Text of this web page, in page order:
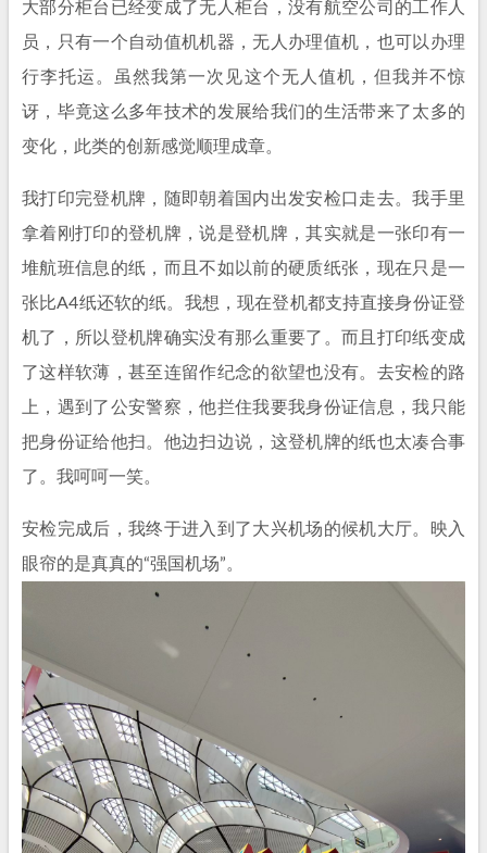
大部分柜台已经变成了无人柜台，没有航空公司的工作人
员，只有一个自动值机机器，无人办理值机，也可以办理
行李托运。虽然我第一次见这个无人值机，但我并不惊
讶，毕竟这么多年技术的发展给我们的生活带来了太多的
变化，此类的创新感觉顺理成章。
我打印完登机牌，随即朝着国内出发安检口走去。我手里
拿着刚打印的登机牌，说是登机牌，其实就是一张印有一
堆航班信息的纸，而且不如以前的硬质纸张，现在只是一
张比A4纸还软的纸。我想，现在登机都支持直接身份证登
机了，所以登机牌确实没有那么重要了。而且打印纸变成
了这样软薄，甚至连留作纪念的欲望也没有。去安检的路
上，遇到了公安警察，他拦住我要我身份证信息，我只能
把身份证给他扫。他边扫边说，这登机牌的纸也太凑合事
了。我呵呵一笑。
安检完成后，我终于进入到了大兴机场的候机大厅。映入
眼帘的是真真的“强国机场”。